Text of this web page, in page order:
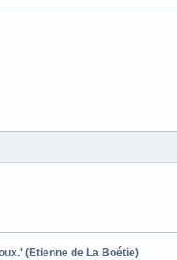
(Etienne de La Boétie)